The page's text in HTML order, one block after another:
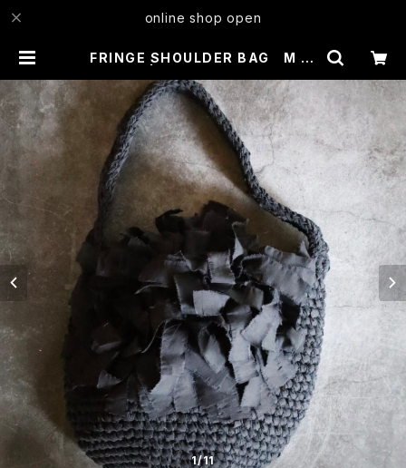
online shop open
FRINGE SHOULDER BAG M Bl
1/11